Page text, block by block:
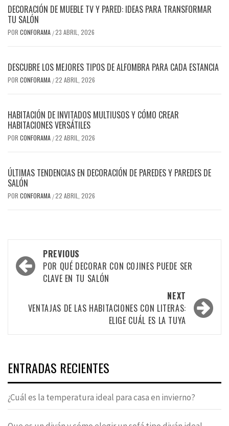
DECORACIÓN DE MUEBLE TV Y PARED: IDEAS PARA TRANSFORMAR
TU SALÓN
POR CONFORAMA /23 ABRIL, 2026
DESCUBRE LOS MEJORES TIPOS DE ALFOMBRA PARA CADA ESTANCIA
POR CONFORAMA /22 ABRIL, 2026
HABITACIÓN DE INVITADOS MULTIUSOS Y CÓMO CREAR
HABITACIONES VERSÁTILES
POR CONFORAMA /22 ABRIL, 2026
ÚLTIMAS TENDENCIAS EN DECORACIÓN DE PAREDES Y PAREDES DE
SALÓN
POR CONFORAMA /22 ABRIL, 2026
Post
navigation
PREVIOUS
POR QUÉ DECORAR CON COJINES PUEDE SER
CLAVE EN TU SALÓN
NEXT
VENTAJAS DE LAS HABITACIONES CON LITERAS:
ELIGE CUÁL ES LA TUYA
ENTRADAS RECIENTES
¿Cuál es la temperatura ideal para casa en invierno?